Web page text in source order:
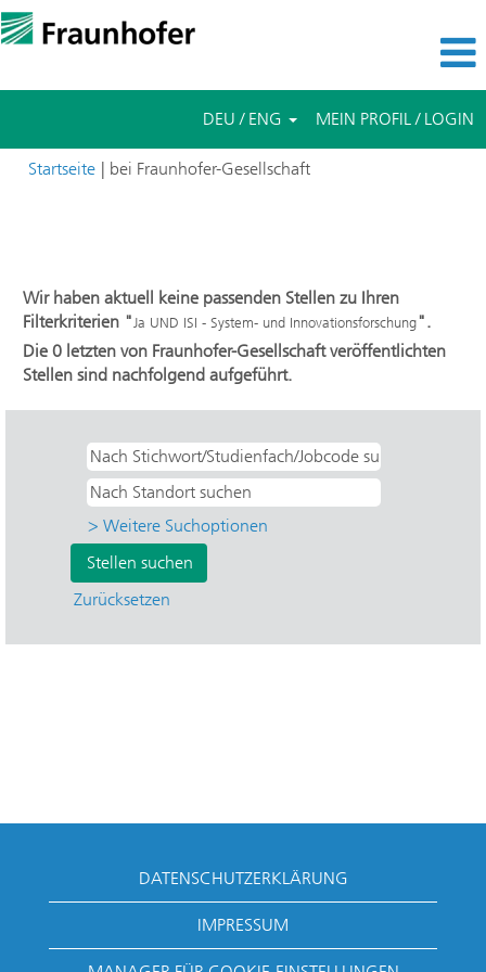
DEU / ENG MEIN PROFIL / LOGIN
Startseite | bei Fraunhofer-Gesellschaft(aktuelle
Wir haben aktuell keine passenden Stellen zu Ihren
Filterkriterien " Ja UND ISI - System- und Innovationsforschung".
Die 0 letzten von Fraunhofer-Gesellschaft veröffentlichten
Stellen sind nachfolgend aufgeführt.
> Weitere Suchoptionen
Zurücksetzen
DATENSCHUTZERKLÄRUNG
IMPRESSUM